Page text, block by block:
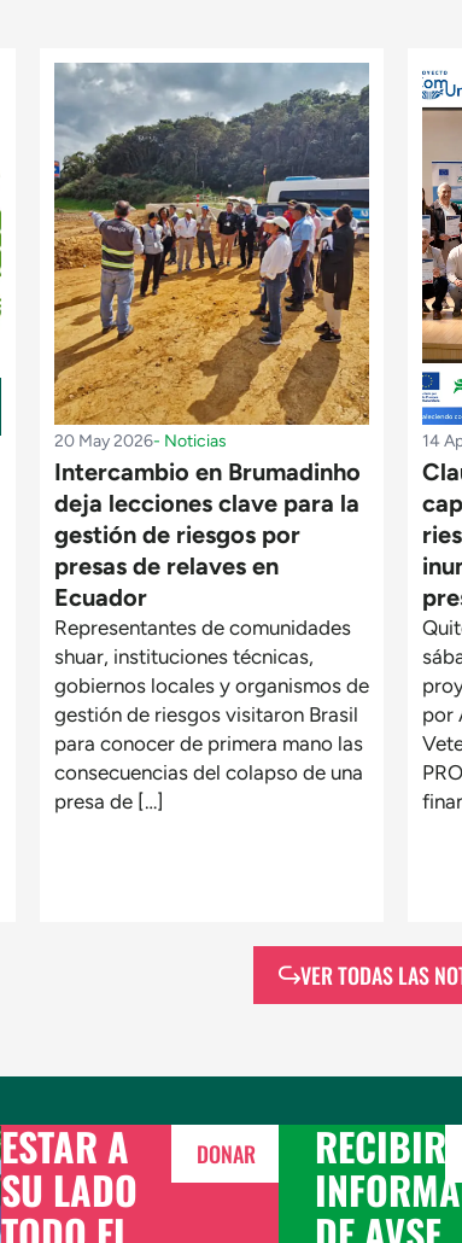
20 May 2026- Noticias
Intercambio en Brumadinho
deja lecciones clave para la
gestión de riesgos por
presas de relaves en
Ecuador
Representantes de comunidades
shuar, instituciones técnicas,
gobiernos locales y organismos de
gestión de riesgos visitaron Brasil
para conocer de primera mano las
consecuencias del colapso de una
presa de […]
14
por
VER TODAS LAS
ESTAR A
SU LADO
DONAR RECIBIR